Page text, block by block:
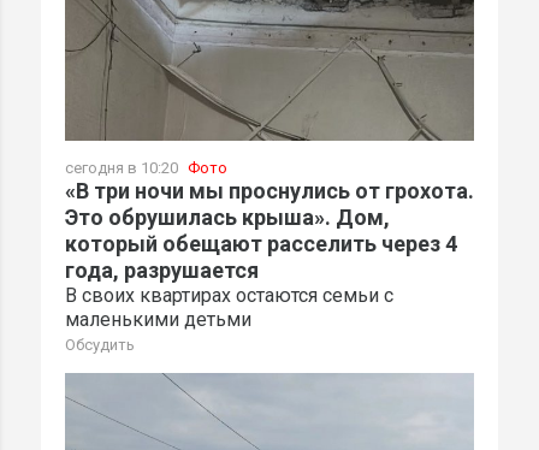
сегодня в 10:20 Фото
«В три ночи мы проснулись от грохота.
Это обрушилась крыша». Дом,
который обещают расселить через 4
года, разрушается
В своих квартирах остаются семьи с
маленькими детьми
Обсудить